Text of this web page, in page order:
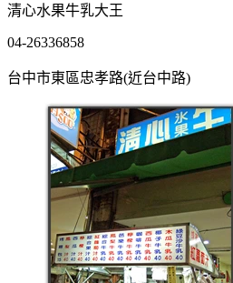
清心水果牛乳大王
04-26336858
台中市東區忠孝路(近台中路)